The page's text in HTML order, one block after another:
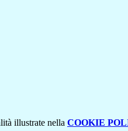
illustrate nella COOKIE